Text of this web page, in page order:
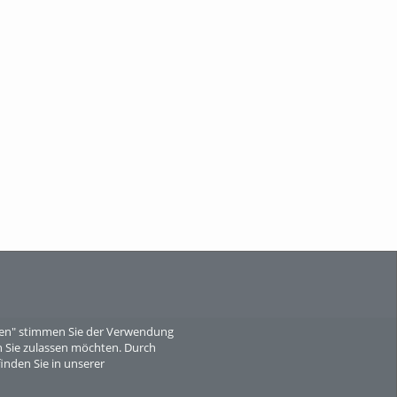
stimmen Sie der Verwendung
zulassen möchten. Durch
Sie in unserer